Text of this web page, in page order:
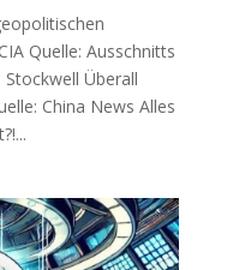
Quel­le: Aus­schnitts
Über­all
Chi­na News Alles